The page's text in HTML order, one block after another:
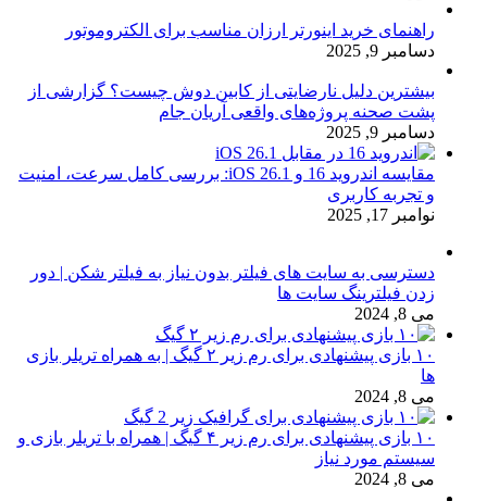
راهنمای خرید اینورتر ارزان مناسب برای الکتروموتور
دسامبر 9, 2025
بیشترین دلیل نارضایتی از کابین دوش چیست؟ گزارشی از
پشت صحنه پروژه‌های واقعی آریان جام
دسامبر 9, 2025
مقایسه اندروید 16 و iOS 26.1: بررسی کامل سرعت، امنیت
و تجربه کاربری
نوامبر 17, 2025
دسترسی به سایت های فیلتر بدون نیاز به فیلتر شکن | دور
زدن فیلترینگ سایت ها
می 8, 2024
۱۰ بازی پیشنهادی برای رم زیر ۲ گیگ | به همراه تریلر بازی
ها
می 8, 2024
۱۰ بازی پیشنهادی برای رم زیر ۴ گیگ | همراه با تریلر بازی و
سیستم مورد نیاز
می 8, 2024